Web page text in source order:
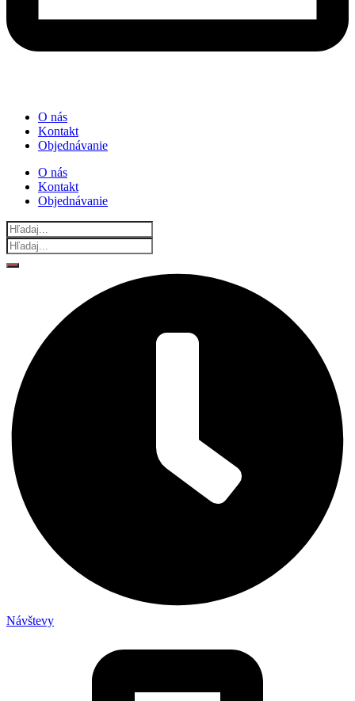
O nás
Kontakt
Objednávanie
O nás
Kontakt
Objednávanie
Návštevy